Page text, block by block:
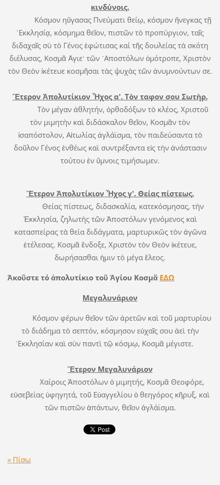
κινδύνοις.
Κόσμον ηὔγασας Πνεύματι θείῳ, κόσμον ἤνεγκας τῇ
᾿Εκκλησίᾳ, κόσμημα θεῖον, πιστῶν τὸ προπύργιον, ταῖς
διδαχαῖς σὺ τὸ Γένος ἐφώτισας καί τῆς δουλείας τὰ σκότη
διέλυσας, Κοσμᾶ ῞Αγιε· τῶν ᾿Αποστόλων ὁμότροπε, Χριστὸν
τὸν Θεὸν ἱκέτευε κοσμῆσαι τὰς ψυχὰς τῶν ἀνυμνούντων σε.
Ἕτερον Ἀπολυτίκιον Ἦχος α'. Τὸν ταφον σου Σωτὴρ.
Τὸν μέγαν ἀθλητήν, ὀρθοδόξων τὸ κλέος, Χριστοῦ
τὸν μιμητὴν καὶ διδάσκαλον θεῖον, Κοσμᾶν τὸν
ἰσαπόστολον, Αἰτωλίας ἀγλάϊσμα, τὸν παιδεύσαντα τὸ
δοῦλον Γένος ἐνθέως καὶ συντρέξαντα εἰς τὴν ἀνάστασιν
τούτου ἐν ὕμνοις τιμήσωμεν.
Ἕτερον Ἀπολυτίκιον Ἦχος γ'. Θείας πίστεως.
Θείας πίστεως, διδασκαλία, κατεκόσμησας, τὴν
Ἐκκλησία, ζηλωτὴς τῶν Ἀποστόλων γενόμενος καὶ
κατασπείρας τὰ θεία διδάγματα, μαρτυρικῶς τὸν ἀγῶνα
ἐτέλεσας. Κοσμᾶ ἔνδοξε, Χριστὸν τὸν Θεὸν ἱκέτευε,
δωρήσασθαι ἠμιν τὸ μέγα ἔλεος.
Ἀκοῦστε τό ἀπολυτίκιο τοῦ Ἁγίου Κοσμᾶ ΕΔΩ
Μεγαλυνάριον
Κόσμον φέρων θεῖον τῶν ἀρετῶν καὶ τοῦ μαρτυρίου
τὸ διάδημα τὸ σεπτόν, κόσμησον εὐχαῖς σου ἀεὶ τὴν
᾿Εκκλησίαν καὶ σὺν παντὶ τῷ κόσμῳ, Κοσμᾶ μέγιστε.
Ἕτερον Μεγαλυνάριον
Χαίροις Ἀποστόλων ὁ μιμητής, Κοσμᾶ Θεοφόρε,
εὐσεβείας ὑφηγητά, τοῦ Εὐαγγελίου ὁ θεηγόρος κῆρυξ, καὶ
τῶν πιστῶν ἁπάντων, θεῖον ἀγλάϊσμα.
« Πίσω